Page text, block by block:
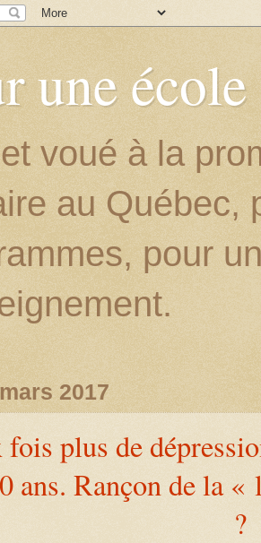
une
voué à la
au Québec,
pour
2017
fois plus de
ans. Rançon de la
?